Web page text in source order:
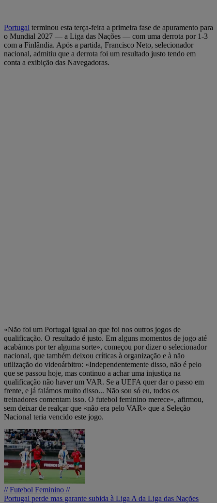
Portugal terminou esta terça-feira a primeira fase de apuramento para
o Mundial 2027 — a Liga das Nações — com uma derrota por 1-3
com a Finlândia. Após a partida, Francisco Neto, selecionador
nacional, admitiu que a derrota foi um resultado justo tendo em
conta a exibição das Navegadoras.
«Não foi um Portugal igual ao que foi nos outros jogos de
qualificação. O resultado é justo. Em alguns momentos de jogo até
acabámos por ter alguma sorte», começou por dizer o selecionador
nacional, que também deixou críticas à organização e à não
utilização do videoárbitro: «Independentemente disso, não é pelo
que se passou hoje, mas continuo a achar uma injustiça na
qualificação não haver um VAR. Se a UEFA quer dar o passo em
frente, e já falámos muito disso... Não sou só eu, todos os
treinadores comentam isso. O futebol feminino merece», afirmou,
sem deixar de realçar que «não era pelo VAR» que a Seleção
Nacional teria vencido este jogo.
// Futebol Feminino //
Portugal perde mas garante subida à Liga A da Liga das Nações